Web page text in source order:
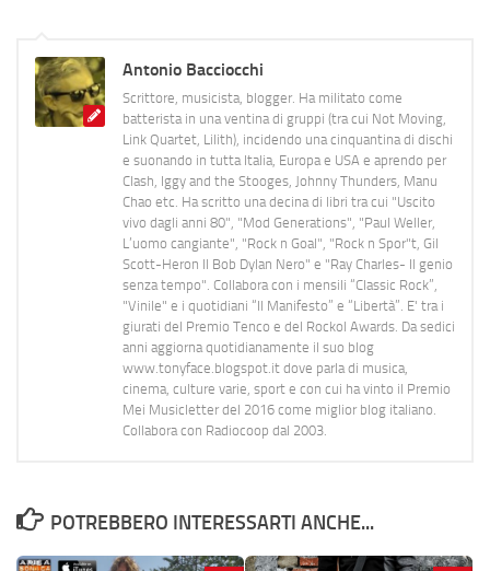
Antonio Bacciocchi
Scrittore, musicista, blogger. Ha militato come
batterista in una ventina di gruppi (tra cui Not Moving,
Link Quartet, Lilith), incidendo una cinquantina di dischi
e suonando in tutta Italia, Europa e USA e aprendo per
Clash, Iggy and the Stooges, Johnny Thunders, Manu
Chao etc. Ha scritto una decina di libri tra cui "Uscito
vivo dagli anni 80", "Mod Generations", "Paul Weller,
L’uomo cangiante", "Rock n Goal", "Rock n Spor"t, Gil
Scott-Heron Il Bob Dylan Nero" e "Ray Charles- Il genio
senza tempo". Collabora con i mensili “Classic Rock”,
"Vinile" e i quotidiani “Il Manifesto” e “Libertà”. E' tra i
giurati del Premio Tenco e del Rockol Awards. Da sedici
anni aggiorna quotidianamente il suo blog
www.tonyface.blogspot.it dove parla di musica,
cinema, culture varie, sport e con cui ha vinto il Premio
Mei Musicletter del 2016 come miglior blog italiano.
Collabora con Radiocoop dal 2003.
POTREBBERO INTERESSARTI ANCHE...